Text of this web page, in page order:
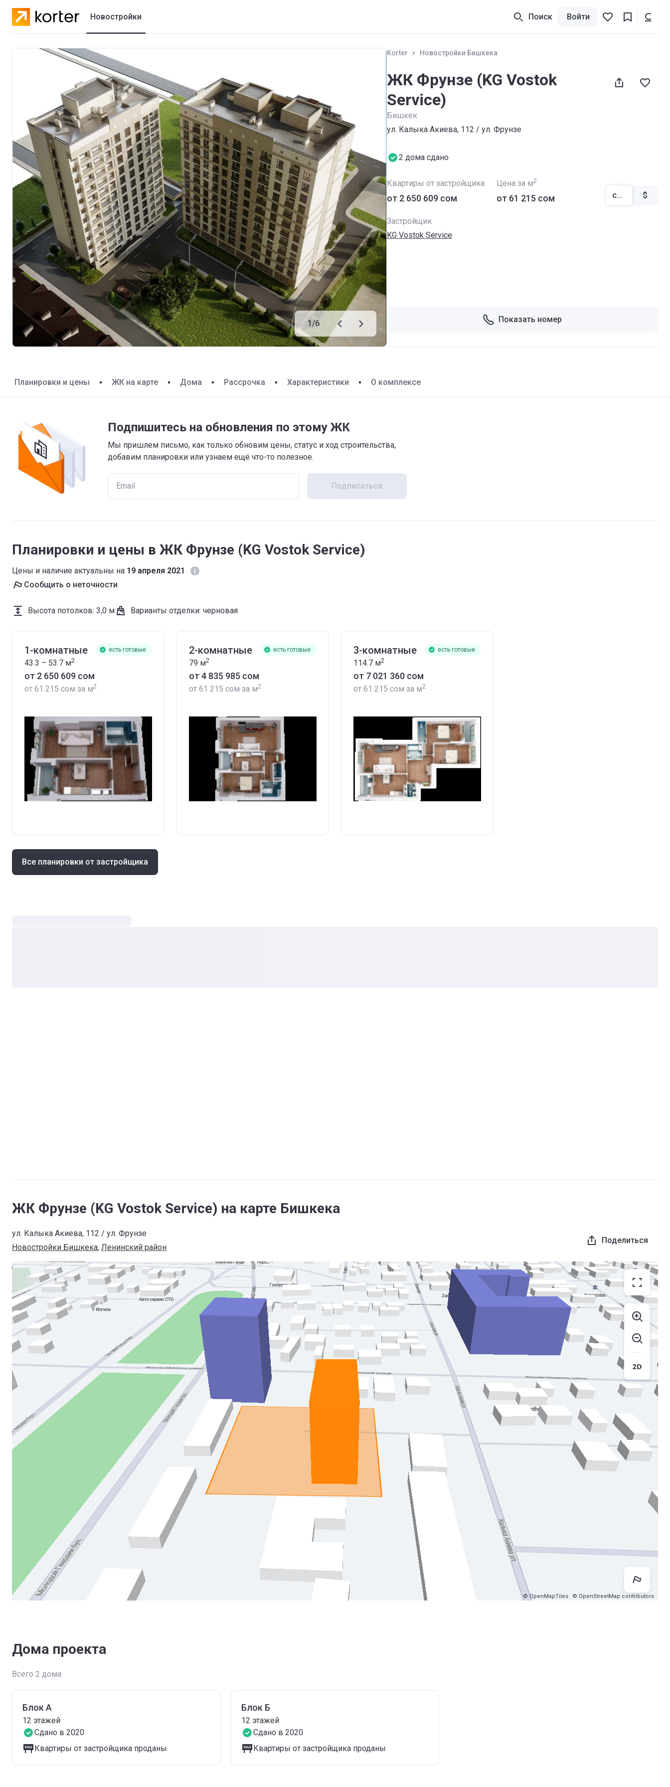
Новостройки
Жилые комплексы
Коттеджные городки
Застройщики
Поиск Войти
1/6
Korter Новостройки Бишкека
ЖК Фрунзе (KG Vostok
Service)
Бишкек
ул. Калыка Акиева, 112 / ул. Фрунзе
2 дома сдано
Квартиры от застройщика
от ‍2 650 609 сом
Цена за м2
от ‍61 215 сом сом $
Застройщик
KG Vostok Service
Показать номер
Планировки и цены ЖК на карте Дома Рассрочка Характеристики О комплексе
Подпишитесь на обновления по этому ЖК
Мы пришлем письмо, как только обновим цены, статус и ход строительства,
добавим планировки или узнаем ещё что-то полезное.
Подписаться
Планировки и цены в ЖК Фрунзе (KG Vostok Service)
Цены и наличие актуальны на 19 апреля 2021
Сообщить о неточности
Высота потолков: 3,0 м Варианты отделки: черновая
1-комнатные есть готовые
43.3 – 53.7 м2
от ‍2 650 609 сом
от ‍61 215 сом за м2
2-комнатные есть готовые
79 м2
от ‍4 835 985 сом
от ‍61 215 сом за м2
3-комнатные есть готовые
114.7 м2
от ‍7 021 360 сом
от ‍61 215 сом за м2
Все планировки от застройщика
ЖК Фрунзе (KG Vostok Service) на карте Бишкека
ул. Калыка Акиева, 112 / ул. Фрунзе
Новостройки Бишкека, Ленинский район
Поделиться
© OpenMapTiles © OpenStreetMap contributors
Дома проекта
Всего 2 дома
Блок А
12 этажей
Сдано в 2020
Квартиры от застройщика проданы
Блок Б
12 этажей
Сдано в 2020
Квартиры от застройщика проданы